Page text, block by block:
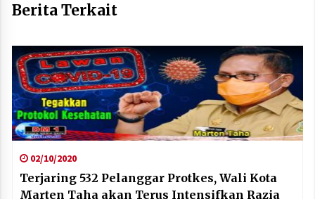
Berita Terkait
02/10/2020
Terjaring 532 Pelanggar Protkes, Wali Kota
Marten Taha akan Terus Intensifkan Razia